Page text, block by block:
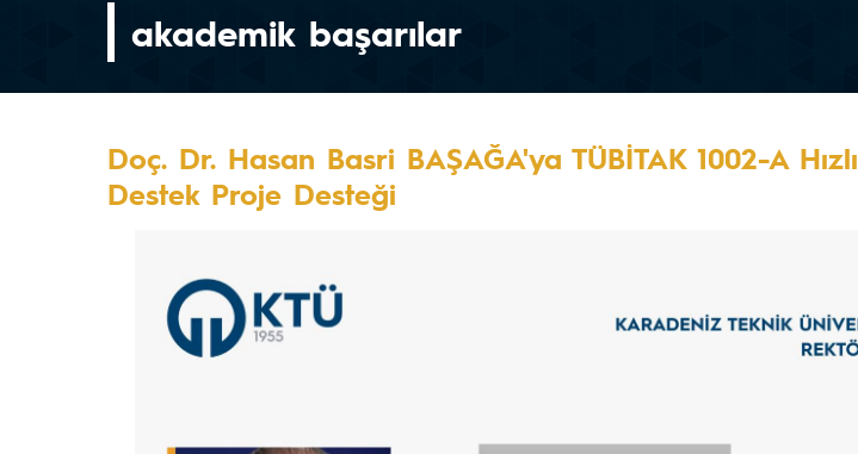
akademik başarılar
Doç. Dr. Hasan Basri BAŞAĞA'ya TÜBİTAK 1002-A Hızlı
Destek Proje Desteği